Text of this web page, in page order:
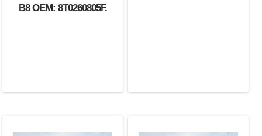
B8 OEM: 8T0260805F.